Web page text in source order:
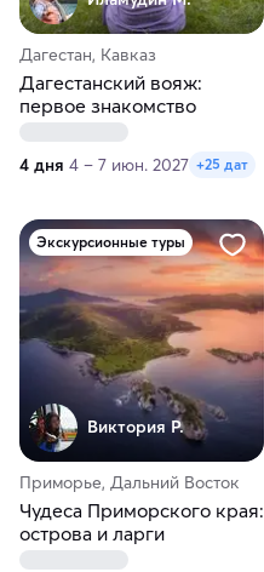
Дагестан, Кавказ
Дагестанский вояж:
первое знакомство
4 дня 4 – 7 июн. 2027 +25 дат
Экскурсионные туры
Виктория Р.
Приморье, Дальний Восток
Чудеса Приморского края:
острова и ларги